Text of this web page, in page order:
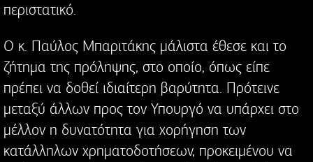
περιστατικό.
Ο κ. Παύλος Μπαριτάκης μάλιστα έθεσε και το
ζήτημα της πρόληψης, στο οποίο, όπως είπε
πρέπει να δοθεί ιδιαίτερη βαρύτητα. Πρότεινε
μεταξύ άλλων προς τον Υπουργό να υπάρχει στο
μέλλον η δυνατότητα για χορήγηση των
κατάλληλων χρηματοδοτήσεων, προκειμένου να